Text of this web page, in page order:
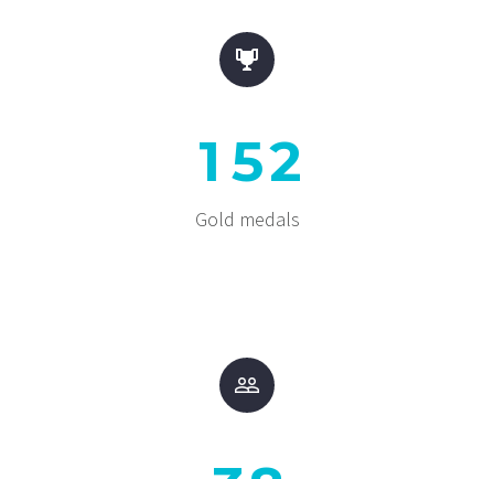


1 52
Gold medals

